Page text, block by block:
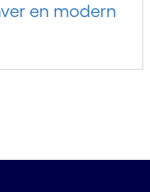
en modern